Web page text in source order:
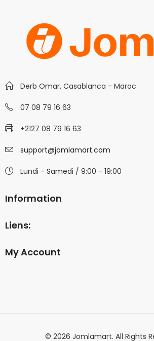
Derb Omar, Casablanca - Maroc
07 08 79 16 63
+2127 08 79 16 63
support@jomlamart.com
Lundi - Samedi / 9:00 - 19:00
Information
Liens:
My Account
© 2026 Jomlamart. All Rights